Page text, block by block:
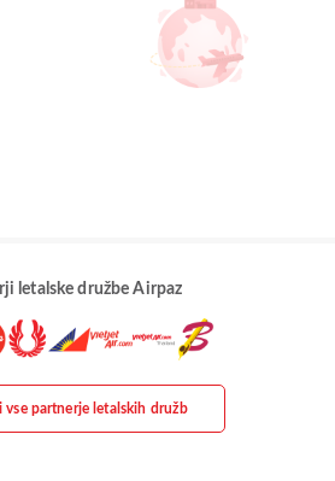
letalske družbe Airpaz
vse partnerje letalskih družb